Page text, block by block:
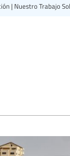
| Nuestro Trabajo